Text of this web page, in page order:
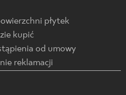
płytek
kupić
od umowy
reklamacji